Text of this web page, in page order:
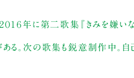
０１６年に第二歌集『きみを嫌い
る。次の歌集も鋭意制作中。自